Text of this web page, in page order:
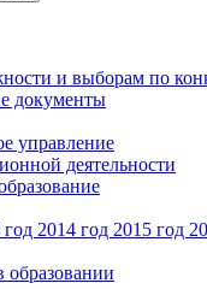
и выборам по
документы
управление
деятельности
год 2014 год 2015 год